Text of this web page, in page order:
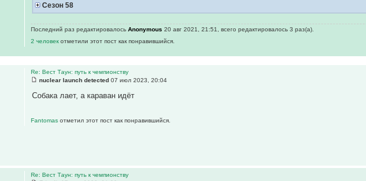
Сезон 58
Последний раз редактировалосьAnonymous 20 авг 2021, 21:51, всего редактировалось 3 раз(а).
2 человекотметили этот пост как понравившийся.
Re: Вест Таун: путь к чемпионству
nuclear launch detected 07 июл 2023, 20:04
Собака лает, а караван идёт
Fantomasотметил этот пост как понравившийся.
Re: Вест Таун: путь к чемпионству